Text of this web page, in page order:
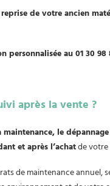
de votre ancien
personnalisée au 01 30 98
après la vente ?
le
et après l’achatde votre
de maintenance annuel,